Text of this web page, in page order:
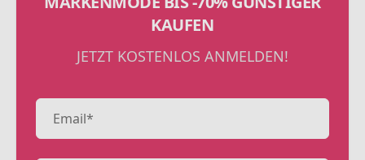
KAUFEN
JETZT KOSTENLOS ANMELDEN!